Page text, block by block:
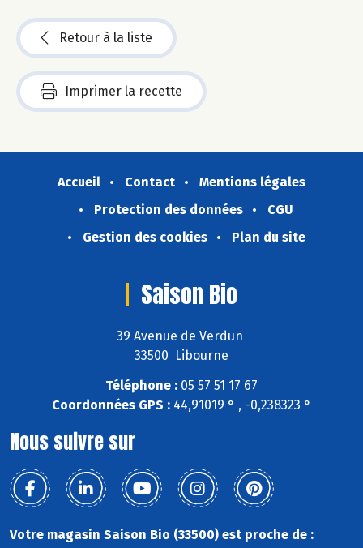
Retour à la liste
Imprimer la recette
Accueil Contact
Mentions légales
Protection des données
CGU
Gestion des cookies
Plan du site
Saison Bio
39 Avenue de Verdun
33500 Libourne
Téléphone : 05 57 51 17 67
Coordonnées GPS : 44,91019 ° , -0,238323 °
Nous suivre sur
Votre magasin Saison Bio (33500) est proche de :